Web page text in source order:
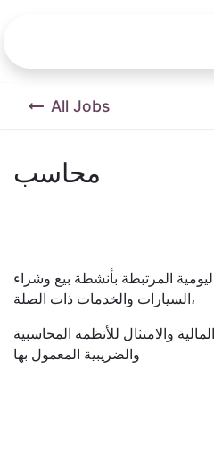
All Jobs
محاسب
المرتبطة بأنشطة بيع وشراء
السيارات والخدمات ذات الصلة،
والامتثال للأنظمة المحاسبية
والضريبية المعمول بها